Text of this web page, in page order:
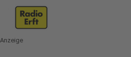
Anzeige